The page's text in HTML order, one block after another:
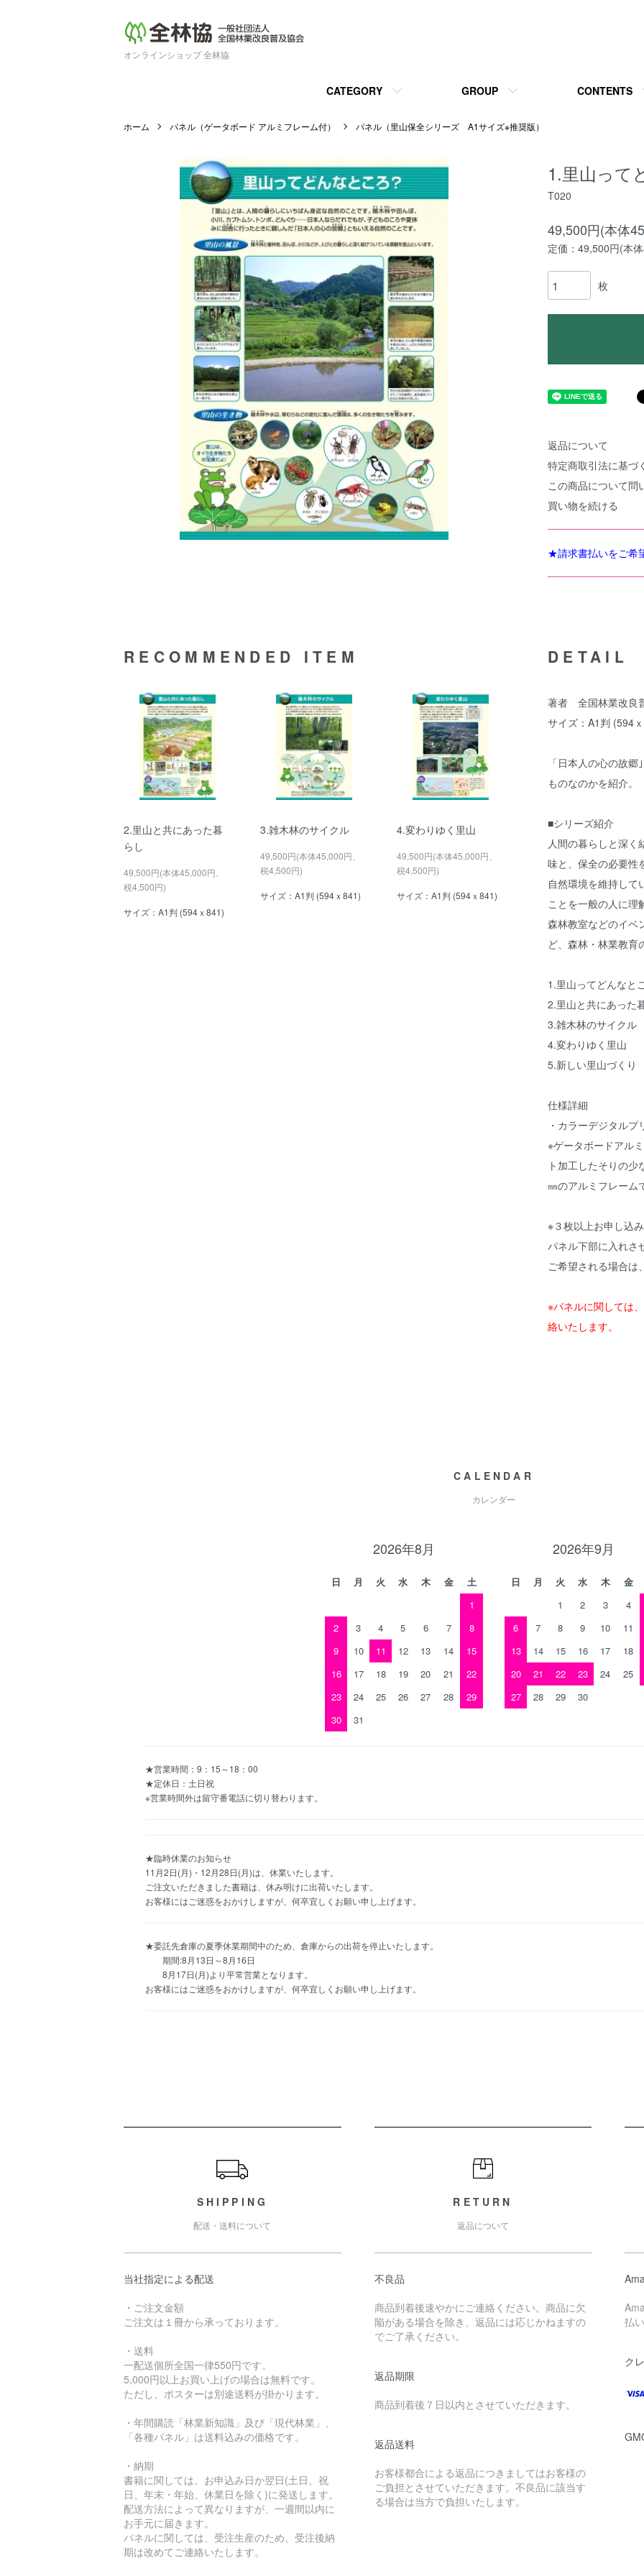
オンラインショップ 全林協
CATEGORY GROUP CONTENTS
ホーム パネル（ゲータボード アルミフレーム付） パネル（里山保全シリーズ A1サイズ※推奨版）
1.里山って
T020
49,500円(本体
定価：49,500円(本
枚
返品について
特定商取引法に基づ
この商品について問
買い物を続ける
★請求書払いをご希
DETAIL
著者 全国林業改良
サイズ：A1判 (594
「日本人の心の故
ものなのかを紹介。
■シリーズ紹介
人間の暮らしと深く
味と、保全の必要性
自然環境を維持して
ことを一般の人に理
森林教室などのイベ
ど、森林・林業教
1.里山ってどんなと
2.里山と共にあった
3.雑木林のサイクル
4.変わりゆく里山
5.新しい里山づくり
仕様詳細
・カラーデジタル
※ゲータボードアル
ト加工したそりの
㎜のアルミフレーム
※３枚以上お申し込
パネル下部に入れさ
ご希望される場合は
※パネルに関しては
絡いたします。
RECOMMENDED ITEM
2.里山と共にあった暮
らし
49,500円(本体45,000円、
税4,500円)
サイズ：A1判 (594ｘ841)
3.雑木林のサイクル
49,500円(本体45,000円、
税4,500円)
サイズ：A1判 (594ｘ841)
4.変わりゆく里山
49,500円(本体45,000円、
税4,500円)
サイズ：A1判 (594ｘ841)
CALENDAR
カレンダー
2026年8月
日 月 火 水 木 金
土
1
2
3 4 5 6 7
8
9
10 11 12 13 14
15
16
17 18 19 20 21
22
23
24 25 26 27 28
29
30
31
2026年9月
日 月 火 水 木 金
1
2 3 4
6
7 8 9 10 11
13
14 15 16 17 18
20
21 22 23 24 25
27
28 29 30
★営業時間：9：15～18：00
★定休日：土日祝
※営業時間外は留守番電話に切り替わります。
★臨時休業のお知らせ
11月2日(月)・12月28日(月)は、休業いたします。
ご注文いただきました書籍は、休み明けに出荷いたします。
お客様にはご迷惑をおかけしますが、何卒宜しくお願い申し上げます。
★委託先倉庫の夏季休業期間中のため、倉庫からの出荷を停止いたします。
期間:8月13日～8月16日
8月17日(月)より平常営業となります。
お客様にはご迷惑をおかけしますが、何卒宜しくお願い申し上げます。
SHIPPING
配送・送料について
当社指定による配送
・ご注文金額
ご注文は１冊から承っております。
・送料
一配送個所全国一律550円です。
5,000円以上お買い上げの場合は無料です。
ただし、ポスターは別途送料が掛かります。
・年間購読「林業新知識」及び「現代林業」、
「各種パネル」は送料込みの価格です。
・納期
書籍に関しては、お申込み日か翌日(土日、祝
日、年末・年始、休業日を除く)に発送します。
配送方法によって異なりますが、一週間以内に
お手元に届きます。
パネルに関しては、受注生産のため、受注後納
期は改めてご連絡いたします。
RETURN
返品について
不良品
商品到着後速やかにご連絡ください。商品に欠
陥がある場合を除き、返品には応じかねますの
でご了承ください。
返品期限
商品到着後７日以内とさせていただきます。
返品送料
お客様都合による返品につきましてはお客様の
ご負担とさせていただきます。不良品に該当す
る場合は当方で負担いたします。
払
ク